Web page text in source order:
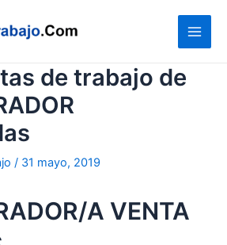
de trabajo de
/ 31 mayo, 2019
A VENTA